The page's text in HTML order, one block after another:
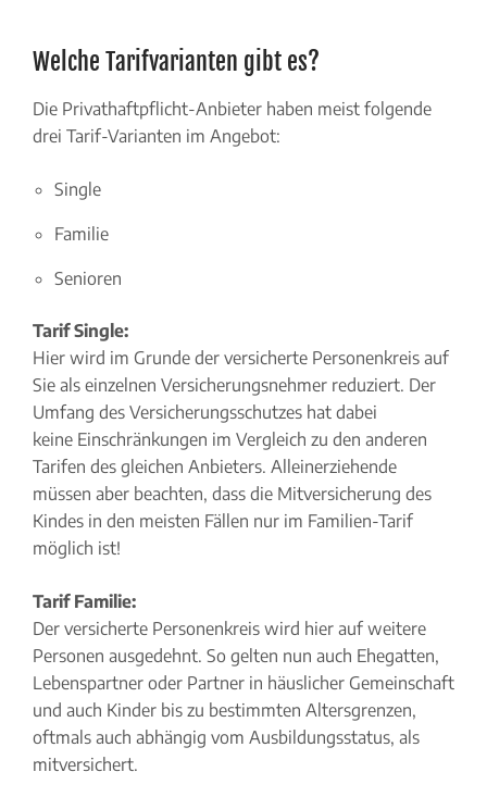
Welche Tarifvarianten gibt es?
Die Privathaftpflicht-Anbieter haben meist folgende
drei Tarif-Varianten im Angebot:
Single
Familie
Senioren
Tarif Single:
Hier wird im Grunde der versicherte Personenkreis auf
Sie als einzelnen Versicherungsnehmer reduziert. Der
Umfang des Versicherungsschutzes hat dabei
keine Einschränkungen im Vergleich zu den anderen
Tarifen des gleichen Anbieters. Alleinerziehende
müssen aber beachten, dass die Mitversicherung des
Kindes in den meisten Fällen nur im Familien-Tarif
möglich ist!
Tarif Familie:
Der versicherte Personenkreis wird hier auf weitere
Personen ausgedehnt. So gelten nun auch Ehegatten,
Lebenspartner oder Partner in häuslicher Gemeinschaft
und auch Kinder bis zu bestimmten Altersgrenzen,
oftmals auch abhängig vom Ausbildungsstatus, als
mitversichert.